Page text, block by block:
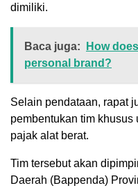
dimiliki.
Baca juga:
How
personal brand?
Selain pendataan, rapat
pembentukan tim
pajak alat berat.
Tim tersebut akan
Daerah (Bappenda)